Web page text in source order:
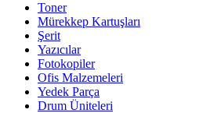
Toner
Mürekkep Kartuşları
Şerit
Yazıcılar
Fotokopiler
Ofis Malzemeleri
Yedek Parça
Drum Üniteleri